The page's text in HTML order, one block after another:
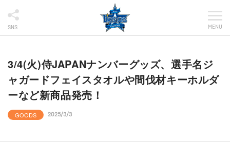
SNS MENU
3/4(火)侍JAPANナンバーグッズ、選手名ジ
ャガードフェイスタオルや間伐材キーホルダ
ーなど新商品発売！
GOODS 2025/3/3